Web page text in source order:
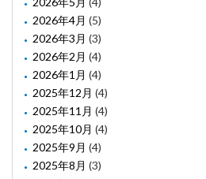
2026年4月 (5)
2026年3月 (3)
2026年2月 (4)
2026年1月 (4)
2025年12月 (4)
2025年11月 (4)
2025年10月 (4)
2025年9月 (4)
2025年8月 (3)